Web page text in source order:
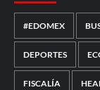
#EDOMEX
DEPORTES
FISCALÍA